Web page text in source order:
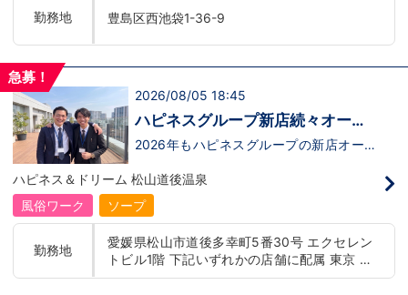
職者になれない(´;ω;｀)なんて経験はあり
ませんか？？当グループは年功序列ではな
く実力主義です。頑張り次第でいくらでも
のある方には必要な席をしっかりご用意で
入社後、最短で8ヶ月で店長になった先輩
もいます。その先輩のあとにアナタも続き
ませんか！？勿論、男性だけではなく女性
も活躍中。ハピネスグループ初の女性店長
イトレジャー業界だからといって一般大手
企業様に引けを取らない体制で取り組んで
いる会社です。そのため、誰もが安心して
入社・勤務のできる環境なのです。それで
ャルサイトをご覧下さい。
【https://happiness-group.biz/】※お手
数ですがコピー＆ペーストしてURLを開い
勤務地 豊島区西池袋1-36-9
急募！
2026/08/05 18:45
ハピネスグループ新店続々オープ
ン決定！
2026年もハピネスグループの新店オープ
てみませんか？いままでの職歴も学歴も一
切関係ありません。頑張り次第で20代で
年収1000万円も夢じゃないんです！一般
職からの転職や、女性からのご応募大歓
ッフ一人ひとりが働きやすい環境のお店で
す。現在多くの女性スタッフが勤務してお
ります。業界経験のある方もない方もご応
ハピネス＆ドリーム 松山道後温泉
風俗ワーク
ソープ
勤務地
愛媛県松山市道後多幸町5番30号 エクセレン
トビル1階 下記いずれかの店舗に配属 東京 五
反田：五反田駅から徒歩2分 池袋：池袋駅西